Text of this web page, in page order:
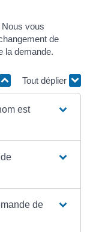
Nous vous
de
la demande.
Tout déplier
est
de